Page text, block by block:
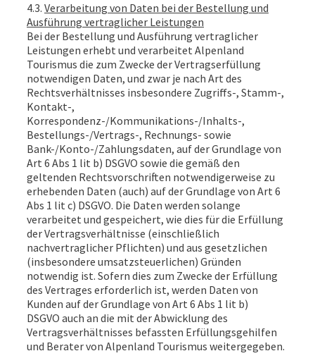
4.3. Verarbeitung von Daten bei der Bestellung und
Ausführung vertraglicher Leistungen
Bei der Bestellung und Ausführung vertraglicher
Leistungen erhebt und verarbeitet Alpenland
Tourismus die zum Zwecke der Vertragserfüllung
notwendigen Daten, und zwar je nach Art des
Rechtsverhältnisses insbesondere Zugriffs-, Stamm-,
Kontakt-,
Korrespondenz-/Kommunikations-/Inhalts-,
Bestellungs-/Vertrags-, Rechnungs- sowie
Bank-/Konto-/Zahlungsdaten, auf der Grundlage von
Art 6 Abs 1 lit b) DSGVO sowie die gemäß den
geltenden Rechtsvorschriften notwendigerweise zu
erhebenden Daten (auch) auf der Grundlage von Art 6
Abs 1 lit c) DSGVO. Die Daten werden solange
verarbeitet und gespeichert, wie dies für die Erfüllung
der Vertragsverhältnisse (einschließlich
nachvertraglicher Pflichten) und aus gesetzlichen
(insbesondere umsatzsteuerlichen) Gründen
notwendig ist. Sofern dies zum Zwecke der Erfüllung
des Vertrages erforderlich ist, werden Daten von
Kunden auf der Grundlage von Art 6 Abs 1 lit b)
DSGVO auch an die mit der Abwicklung des
Vertragsverhältnisses befassten Erfüllungsgehilfen
und Berater von Alpenland Tourismus weitergegeben.